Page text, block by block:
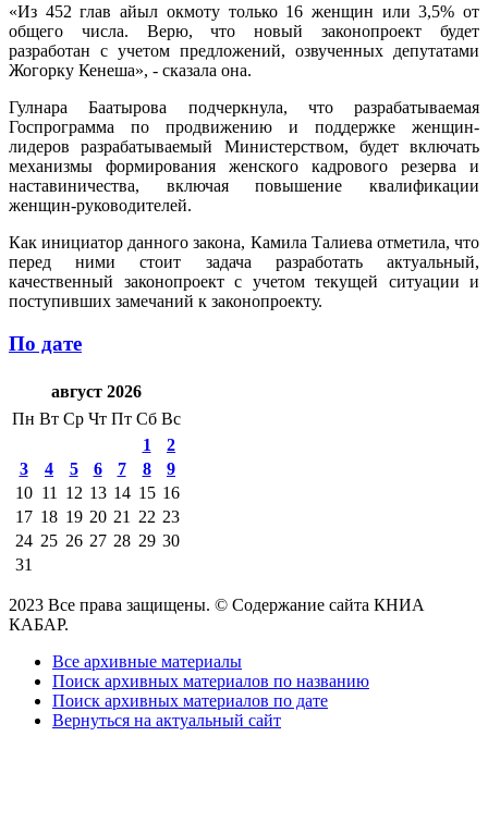
«Из 452 глав айыл окмоту только 16 женщин или 3,5% от
общего числа. Верю, что новый законопроект будет
разработан с учетом предложений, озвученных депутатами
Жогорку Кенеша», - сказала она.
Гулнара Баатырова подчеркнула, что разрабатываемая
Госпрограмма по продвижению и поддержке женщин-
лидеров разрабатываемый Министерством, будет включать
механизмы формирования женского кадрового резерва и
наставиничества, включая повышение квалификации
женщин-руководителей.
Как инициатор данного закона, Камила Талиева отметила, что
перед ними стоит задача разработать актуальный,
качественный законопроект с учетом текущей ситуации и
поступивших замечаний к законопроекту.
По дате
август 2026
Пн Вт Ср Чт Пт Сб Вс
1
2
3
4 5 6 7 8
9
10 11 12 13 14 15 16
17 18 19 20 21 22 23
24 25 26 27 28 29 30
31
2023 Все права защищены. © Содержание сайта КНИА
КАБАР.
Все архивные материалы
Поиск архивных материалов по названию
Поиск архивных материалов по дате
Вернуться на актуальный сайт